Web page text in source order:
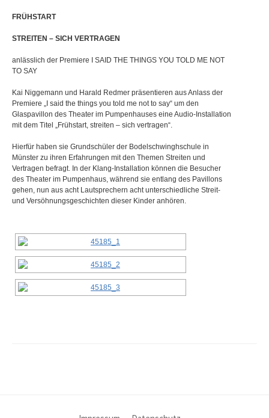
FRÜHSTART
STREITEN – SICH VERTRAGEN
anlässlich der Premiere I SAID THE THINGS YOU TOLD ME NOT
TO SAY
Kai Niggemann und Harald Redmer präsentieren aus Anlass der
Premiere „I said the things you told me not to say“ um den
Glaspavillon des Theater im Pumpenhauses eine Audio-Installation
mit dem Titel „Frühstart, streiten – sich vertragen“.
Hierfür haben sie Grundschüler der Bodelschwinghschule in
Münster zu ihren Erfahrungen mit den Themen Streiten und
Vertragen befragt. In der Klang-Installation können die Besucher
des Theater im Pumpenhaus, während sie entlang des Pavillons
gehen, nun aus acht Lautsprechern acht unterschiedliche Streit-
und Versöhnungsgeschichten dieser Kinder anhören.